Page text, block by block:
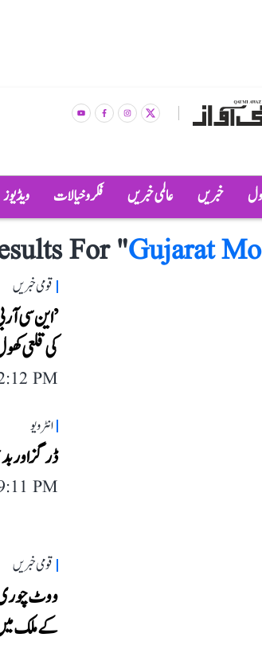
خبریں عالمی خبریں فکر و خیالات ویڈیوز
For "Gujarat
قومی خبریں
’این سی
کی قلعی
PM
انٹرویو
ڈرگز اور
PM
قومی خبریں
ووٹ
کے ملک